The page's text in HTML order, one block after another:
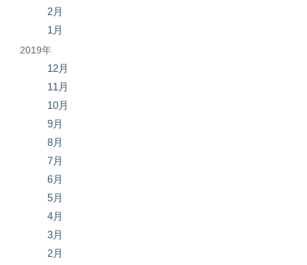
2月
1月
2019年
12月
11月
10月
9月
8月
7月
6月
5月
4月
3月
2月